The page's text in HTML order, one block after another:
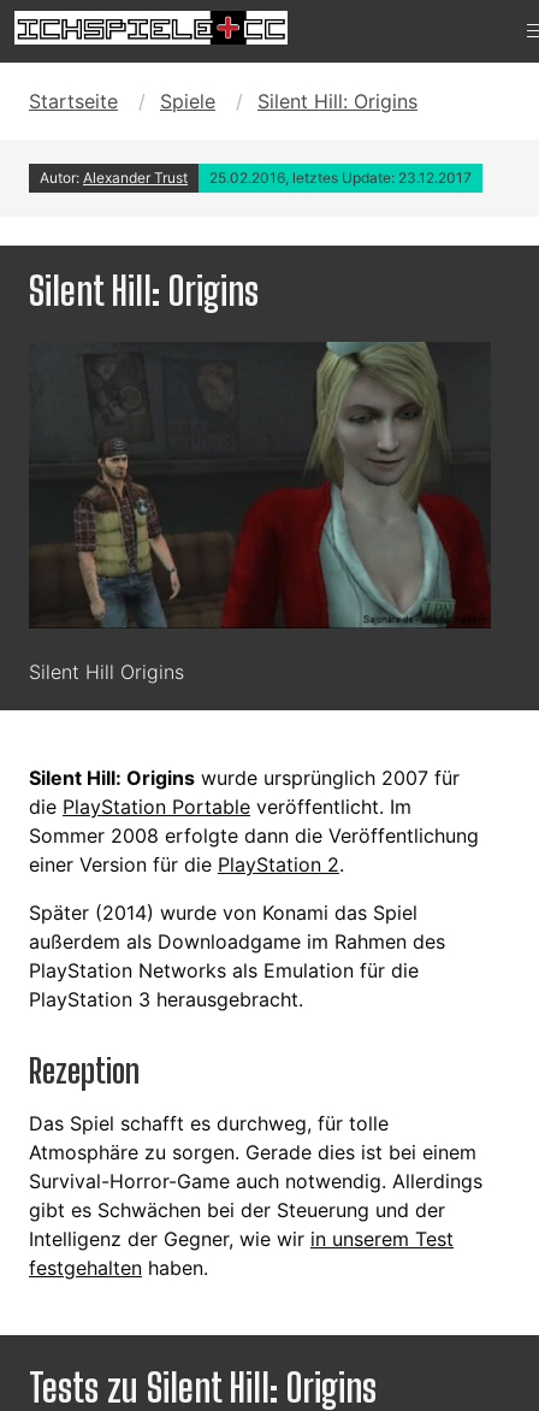
Startseite Spiele Silent Hill: Origins
Autor: Alexander Trust 25.02.2016, letztes Update: 23.12.2017
Silent Hill: Origins
Silent Hill Origins
Silent Hill: Origins wurde ursprünglich 2007 für
die PlayStation Portable veröffentlicht. Im
Sommer 2008 erfolgte dann die Veröffentlichung
einer Version für die PlayStation 2.
Später (2014) wurde von Konami das Spiel
außerdem als Downloadgame im Rahmen des
PlayStation Networks als Emulation für die
PlayStation 3 herausgebracht.
Rezeption
Das Spiel schafft es durchweg, für tolle
Atmosphäre zu sorgen. Gerade dies ist bei einem
Survival-Horror-Game auch notwendig. Allerdings
gibt es Schwächen bei der Steuerung und der
Intelligenz der Gegner, wie wir in unserem Test
festgehalten haben.
Tests zu Silent Hill: Origins